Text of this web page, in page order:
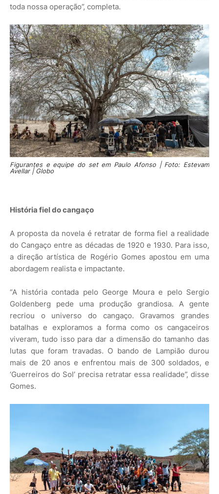
toda nossa operação”, completa.
Figurantes e equipe do set em Paulo Afonso | Foto: Estevam
Avellar | Globo
História fiel do cangaço
A proposta da novela é retratar de forma fiel a realidade
do Cangaço entre as décadas de 1920 e 1930. Para isso,
a direção artística de Rogério Gomes apostou em uma
abordagem realista e impactante.
“A história contada pelo George Moura e pelo Sergio
Goldenberg pede uma produção grandiosa. A gente
recriou o universo do cangaço. Gravamos grandes
batalhas e exploramos a forma como os cangaceiros
viveram, tudo isso para dar a dimensão do tamanho das
lutas que foram travadas. O bando de Lampião durou
mais de 20 anos e enfrentou mais de 300 soldados, e
‘Guerreiros do Sol’ precisa retratar essa realidade”, disse
Gomes.